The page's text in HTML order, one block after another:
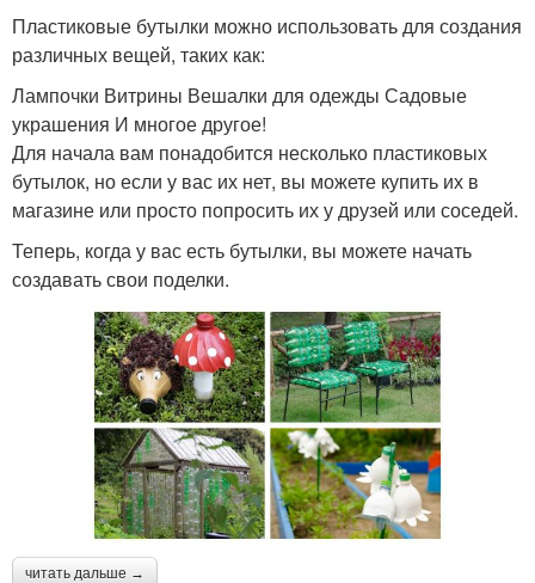
Пластиковые бутылки можно использовать для создания
различных вещей, таких как:
Лампочки Витрины Вешалки для одежды Садовые
украшения И многое другое!
Для начала вам понадобится несколько пластиковых
бутылок, но если у вас их нет, вы можете купить их в
магазине или просто попросить их у друзей или соседей.
Теперь, когда у вас есть бутылки, вы можете начать
создавать свои поделки.
читать дальше →